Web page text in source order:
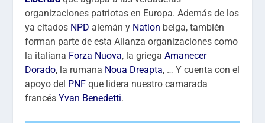
organizaciones patriotas en Europa. Además de los
ya citados NPD alemán y Nation belga, también
forman parte de esta Alianza organizaciones como
la italiana Forza Nuova, la griegaAmanecer
Dorado, la rumana Noua Dreapta, … Y cuenta con el
apoyo del PNF que lidera nuestro camarada
francésYvan Benedetti.